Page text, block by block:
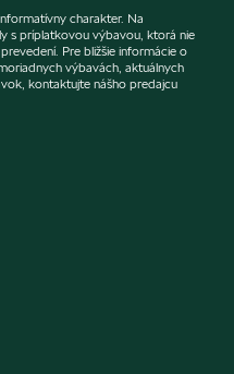
charakter. Na
s príplatkovou výbavou, ktorá nie
Pre bližšie informácie o
výbavách, aktuálnych
kontaktujte nášho predajcu